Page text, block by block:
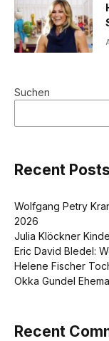
Suchen
Recent Posts
Wolfgang Petry
2026
Julia Klöckner
Eric David Bledel:
Helene Fischer
Okka Gundel
Recent